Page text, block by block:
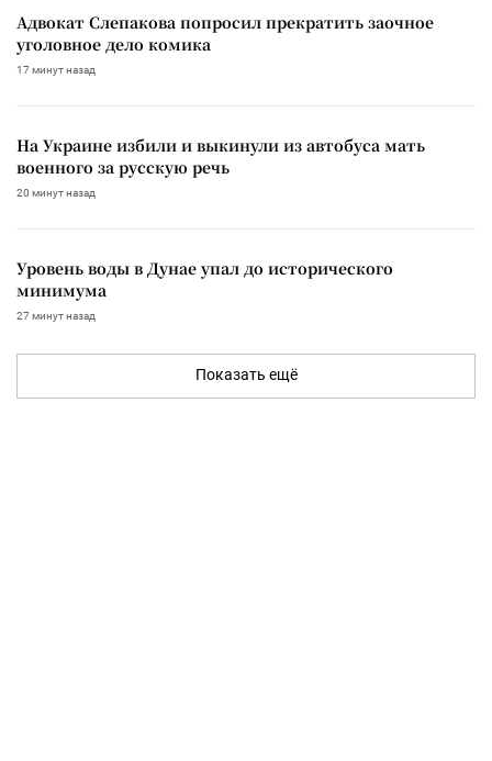
Адвокат Слепакова попросил прекратить заочное
уголовное дело комика
17 минут назад
На Украине избили и выкинули из автобуса мать
военного за русскую речь
20 минут назад
Уровень воды в Дунае упал до исторического
минимума
27 минут назад
Показать ещё